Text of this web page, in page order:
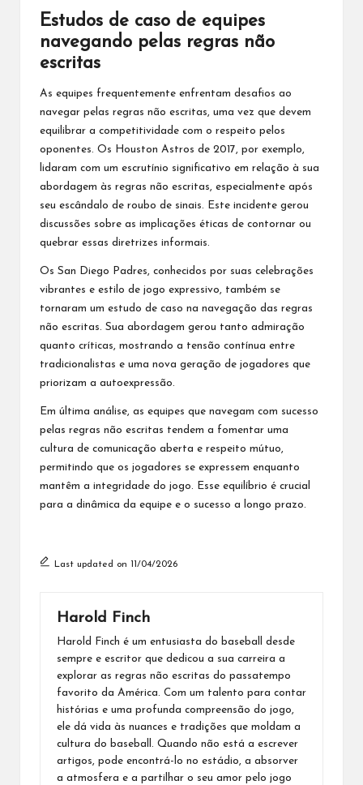
Estudos de caso de equipes
navegando pelas regras não
escritas
As equipes frequentemente enfrentam desafios ao
navegar pelas regras não escritas, uma vez que devem
equilibrar a competitividade com o respeito pelos
oponentes. Os Houston Astros de 2017, por exemplo,
lidaram com um escrutínio significativo em relação à sua
abordagem às regras não escritas, especialmente após
seu escândalo de roubo de sinais. Este incidente gerou
discussões sobre as implicações éticas de contornar ou
quebrar essas diretrizes informais.
Os San Diego Padres, conhecidos por suas celebrações
vibrantes e estilo de jogo expressivo, também se
tornaram um estudo de caso na navegação das regras
não escritas. Sua abordagem gerou tanto admiração
quanto críticas, mostrando a tensão contínua entre
tradicionalistas e uma nova geração de jogadores que
priorizam a autoexpressão.
Em última análise, as equipes que navegam com sucesso
pelas regras não escritas tendem a fomentar uma
cultura de comunicação aberta e respeito mútuo,
permitindo que os jogadores se expressem enquanto
mantêm a integridade do jogo. Esse equilíbrio é crucial
para a dinâmica da equipe e o sucesso a longo prazo.
Last updated on 11/04/2026
Harold Finch
Harold Finch é um entusiasta do baseball desde
sempre e escritor que dedicou a sua carreira a
explorar as regras não escritas do passatempo
favorito da América. Com um talento para contar
histórias e uma profunda compreensão do jogo,
ele dá vida às nuances e tradições que moldam a
cultura do baseball. Quando não está a escrever
artigos, pode encontrá-lo no estádio, a absorver
a atmosfera e a partilhar o seu amor pelo jogo